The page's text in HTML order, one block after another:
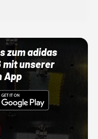
zum adidas
mit unserer
App